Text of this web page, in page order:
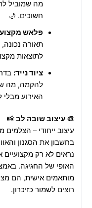
מה שמוביל
חשוכים. 🌙
פלאש
תאורה
לתוצאות
ציוד נייד:
להקמה, מה
האירוע מבלי
🎨 עיצוב שובה לב📸
עיצוב ייחודי –
בחשבון את הסגנון
נראים לא רק
האופי של החגיגה.
מותאמים אישית, הם
רוצים לשמור כזיכרון.